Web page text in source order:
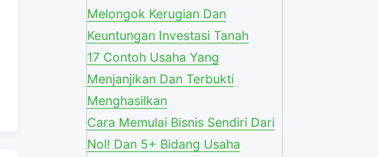
Melongok Kerugian Dan
Keuntungan Investasi Tanah
17 Contoh Usaha Yang
Menjanjikan Dan Terbukti
Menghasilkan
Cara Memulai Bisnis Sendiri Dari
Nol! Dan 5+ Bidang Usaha